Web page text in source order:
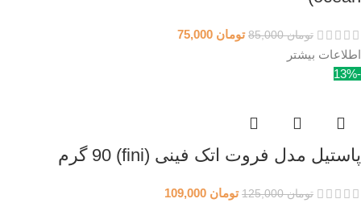
تومان85,000 تومان
اطلاعات بیشتر
-13%
پاستیل مدل فروت اتک فینی (fini) 90 گرم
تومان125,000 تومان